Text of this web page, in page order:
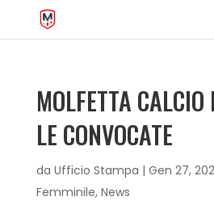
MOLFETTA
LE CONVOCATE
da Ufficio Stampa | Gen 27,
Femminile, News